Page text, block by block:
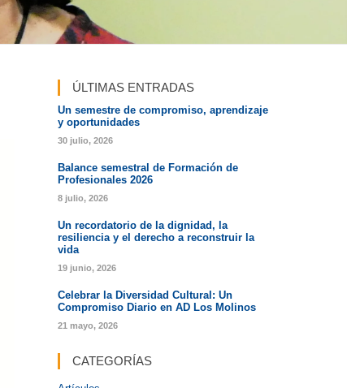
ÚLTIMAS ENTRADAS
Un semestre de compromiso, aprendizaje
y oportunidades
30 julio, 2026
Balance semestral de Formación de
Profesionales 2026
8 julio, 2026
Un recordatorio de la dignidad, la
resiliencia y el derecho a reconstruir la
vida
19 junio, 2026
Celebrar la Diversidad Cultural: Un
Compromiso Diario en AD Los Molinos
21 mayo, 2026
CATEGORÍAS